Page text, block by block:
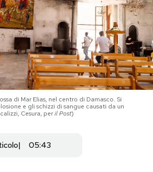
di Mar Elias, nel centro di Damasco. Si
e gli schizzi di sangue causati da un
Cesura, peril Post)
05:43